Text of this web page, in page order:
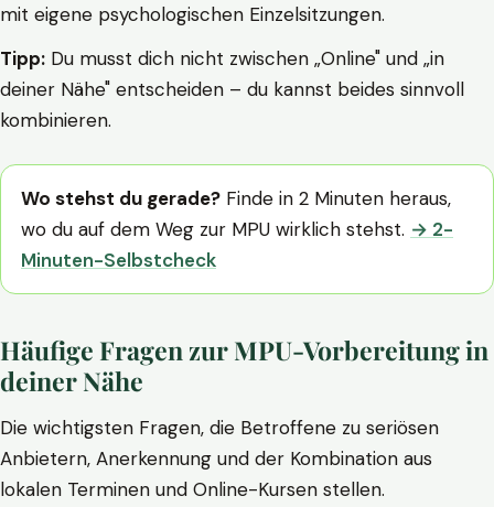
mit eigene psychologischen Einzelsitzungen.
Tipp: Du musst dich nicht zwischen „Online" und „in
deiner Nähe" entscheiden – du kannst beides sinnvoll
kombinieren.
Wo stehst du gerade? Finde in 2 Minuten heraus,
wo du auf dem Weg zur MPU wirklich stehst. → 2-
Minuten-Selbstcheck
Häufige Fragen zur MPU-Vorbereitung in
deiner Nähe
Die wichtigsten Fragen, die Betroffene zu seriösen
Anbietern, Anerkennung und der Kombination aus
lokalen Terminen und Online-Kursen stellen.